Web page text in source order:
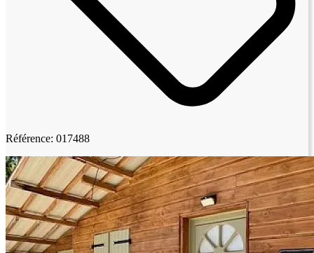
Référence: 017488